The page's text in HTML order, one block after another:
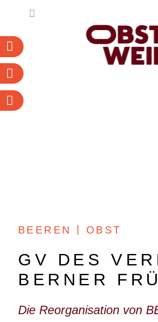
Inhalt
MARKETING
O+W
ABONNEMENT
Abonnieren
Newsletter
PDF-Archiv
BEEREN OBST
GV DES
BERNER
Die Reorganisation von